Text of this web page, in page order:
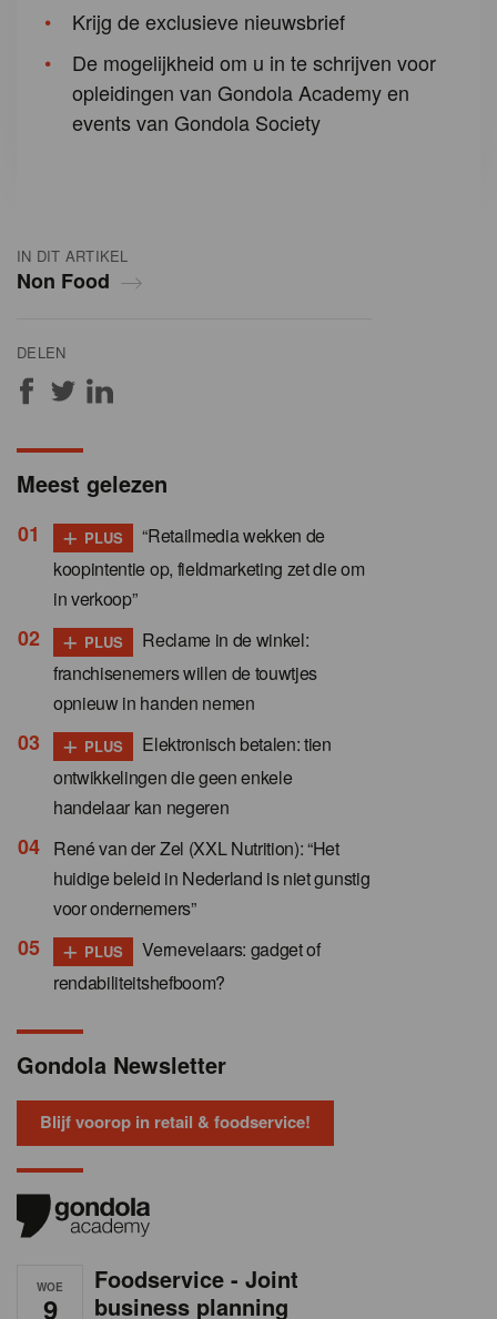
IN DIT ARTIKEL
Non Food
DELEN
Krijg de exclusieve nieuwsbrief
De mogelijkheid om u in te schrijven voor
opleidingen van Gondola Academy en
events van Gondola Society
Meest gelezen
+ PLUS
“Retailmedia wekken de
koopintentie op, fieldmarketing zet die om
in verkoop”
+ PLUS
Reclame in de winkel:
franchisenemers willen de touwtjes
opnieuw in handen nemen
+ PLUS
Elektronisch betalen: tien
ontwikkelingen die geen enkele
handelaar kan negeren
René van der Zel (XXL Nutrition): “Het
huidige beleid in Nederland is niet gunstig
voor ondernemers”
+ PLUS
Vernevelaars: gadget of
rendabiliteitshefboom?
Gondola Newsletter
Blijf voorop in retail & foodservice!
WOE
9
Foodservice - Joint
business planning